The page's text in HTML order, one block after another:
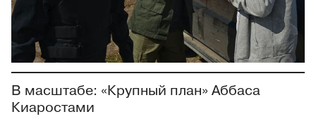
В масштабе: «Крупный план» Аббаса
Киаростами